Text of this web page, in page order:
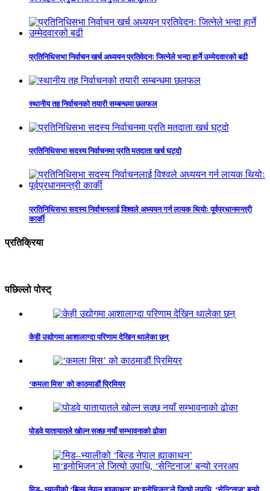
प्रतिनिधिसभा निर्वाचन खर्च अध्ययन प्रतिवेदनः जित्नेले भन्दा हार्ने उम्मेदवारको बढी
स्थानीय तह निर्वाचनको तयारी सम्बन्धमा छलफल
प्रतिनिधिसभा सदस्य निर्वाचनमा प्रति मतदाता खर्च घट्दो
प्रतिनिधिसभा सदस्य निर्वाचनलाई विश्वले अध्ययन गर्न लायक थियोः पूर्वप्रधानमन्त्री
कार्की
प्रतिक्रिया
पछिल्लो पोस्ट्
केही उद्योगमा आशालाग्दा परिणाम देखिन थालेका छन्
‘कमला मिस’ को काठमाडौं प्रिमियर
पोडवे यातायातले खोल्न सक्छ नयाँ सम्भावनाको ढोका